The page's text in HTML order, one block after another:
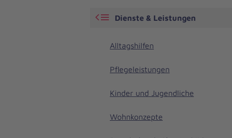
Dienste & Leistungen
Alltagshilfen
Pflegeleistungen
Kinder und Jugendliche
Wohnkonzepte